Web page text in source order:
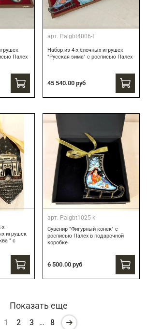
Палех
арт. Palgbt4006-f
Набор из 4-х ёлочных игрушек
"Русская зима" с росписью Палех
45 540.00 руб
х
игрушек
" с
арт. Palgbt1025-k
Сувенир "Фигурный конек" с
росписью Палех в подарочной
коробке
6 500.00 руб
Показать еще
1 2 3 … 8